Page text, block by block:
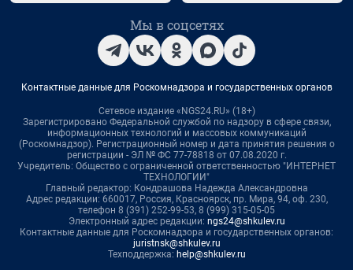
Мы в соцсетях
Контактные данные для Роскомнадзора и государственных органов
Сетевое издание «NGS24.RU» (18+)
Зарегистрировано Федеральной службой по надзору в сфере связи,
информационных технологий и массовых коммуникаций
(Роскомнадзор). Регистрационный номер и дата принятия решения о
регистрации - ЭЛ № ФС 77-78818 от 07.08.2020 г.
Учредитель: Общество с ограниченной ответственностью "ИНТЕРНЕТ
ТЕХНОЛОГИИ"
Главный редактор: Кондрашова Надежда Александровна
Адрес редакции: 660017, Россия, Красноярск, пр. Мира, 94, оф. 230,
телефон 8 (391) 252-99-53, 8 (999) 315-05-05
Электронный адрес редакции: ngs24@shkulev.ru
Контактные данные для Роскомнадзора и государственных органов:
juristnsk@shkulev.ru
Техподдержка: help@shkulev.ru